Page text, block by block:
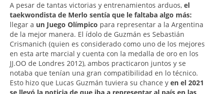
A pesar de tantas victorias y entrenamientos arduos, el
taekwondista de Merlo sentía que le faltaba algo más:
llegar a un Juego Olímpico para representar a la Argentina
de la mejor manera. El ídolo de Guzmán es Sebastián
Crismanich (quien es considerado como uno de los mejores
en esta arte marcial y cuenta con la medalla de oro en los
JJ.OO de Londres 2012), ambos practicaron juntos y se
notaba que tenían una gran compatibilidad en lo técnico.
Esto hizo que Lucas Guzmán tuviera su chance y en el 2021